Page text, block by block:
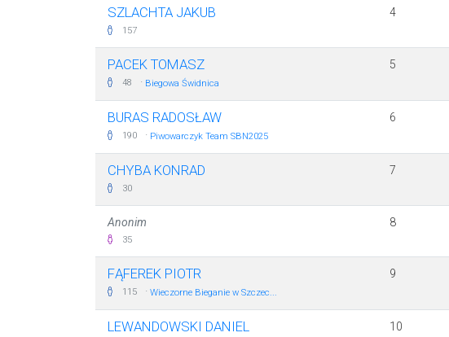
SZLACHTA JAKUB
157
4
PACEK TOMASZ
48 · Biegowa Świdnica
5
BURAS RADOSŁAW
190 · Piwowarczyk Team SBN2025
6
CHYBA KONRAD
30
7
Anonim
35
8
FĄFEREK PIOTR
115 · Wieczorne Bieganie w Szczec...
9
LEWANDOWSKI DANIEL 10